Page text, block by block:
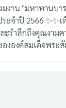
มงาน "มหาทานบ
ะจำปี 2566 ✨✨เ
รำลึกถึงคุณงามค
งองค์สมเด็จพระ